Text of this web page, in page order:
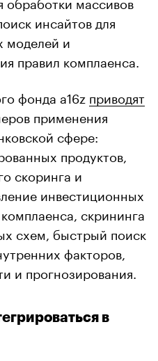
инсайтов для
моделей и
правил комплаенса.
фонда a16z приводят
применения
сфере:
продуктов,
скоринга и
инвестиционных
скрининга
схем, быстрый поиск
факторов,
и прогнозирования.
в